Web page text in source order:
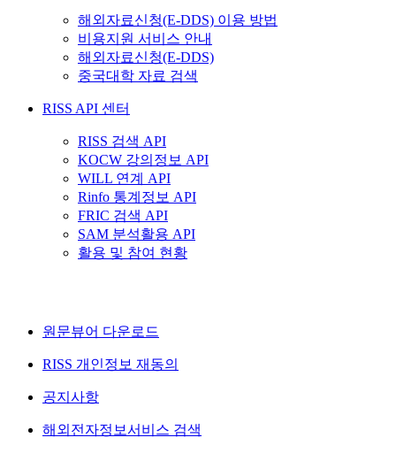
해외자료신청(E-DDS) 이용 방법
비용지원 서비스 안내
해외자료신청(E-DDS)
중국대학 자료 검색
RISS API 센터
RISS 검색 API
KOCW 강의정보 API
WILL 연계 API
Rinfo 통계정보 API
FRIC 검색 API
SAM 분석활용 API
활용 및 참여 현황
원문뷰어 다운로드
RISS 개인정보 재동의
공지사항
해외전자정보서비스 검색